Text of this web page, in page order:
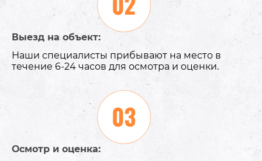
Выезд на объект:
Наши специалисты прибывают на место в
течение 6-24 часов для осмотра и оценки.
Осмотр и оценка: